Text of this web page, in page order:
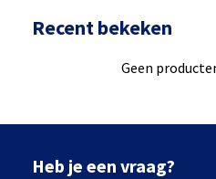
Recent bekeken
Geen
Heb je een vraag?